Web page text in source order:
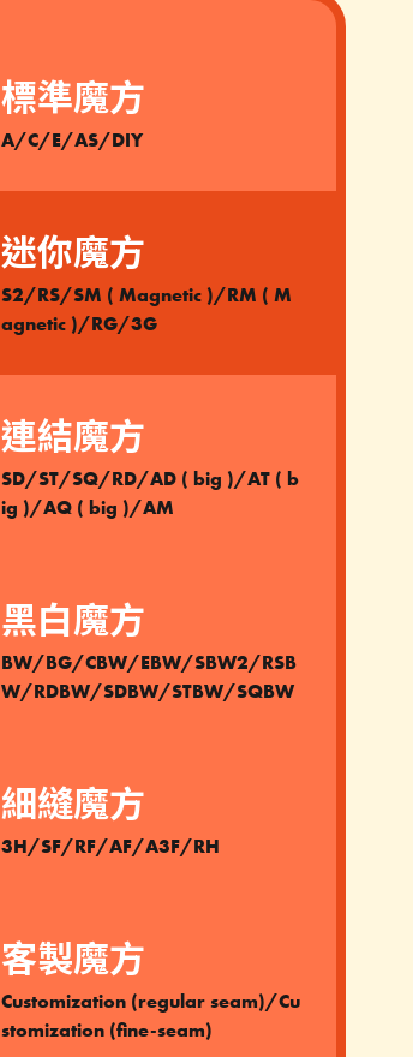
標準魔方
A/C/E/AS/DIY
迷你魔方
S2/RS/SM ( Magnetic )/RM ( M
agnetic )/RG/3G
連結魔方
SD/ST/SQ/RD/AD ( big )/AT ( b
ig )/AQ ( big )/AM
黑白魔方
BW/BG/CBW/EBW/SBW2/RSB
W/RDBW/SDBW/STBW/SQBW
細縫魔方
3H/SF/RF/AF/A3F/RH
客製魔方
Customization (regular seam)/Cu
stomization (fine-seam)